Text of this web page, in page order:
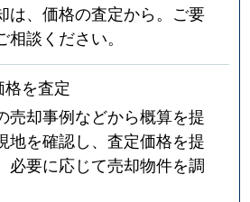
は、価格の査定から。ご要
談ください。
を査定
売却事例などから概算を提
地を確認し、査定価格を提
必要に応じて売却物件を調